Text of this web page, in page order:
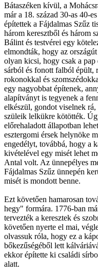
Bátaszéken kívül, a
már a 18. század 30-as 40-
építettek a Fájdalmas Szűz
három keresztből és három
Bálint és testvérei egy
elmondták, hogy az
olyan kicsi, hogy csak a pap
sárból és fonott falból épült,
rokonokkal és
egy nagyobbat építenek,
alapítványt is tegyenek a
elkészül, gondot viselnek
szüleik lelkükre kötötték.
előrehaladott állapotban
esztergomi érsek helynöke
engedélyt, továbbá, hogy a
kivételével egy misét lehet
Antal volt. Az ünnepélyes
Fájdalmas Szűz ünnepén
misét is mondott benne.
Ezt követően hamarosan
hegy" formára. 1776-ban
tervezték a keresztek és
követően nyerte el mai,
olvassuk róla, hogy ez a
bőkezűségéből lett
ekkor építette ki családi
alatt.